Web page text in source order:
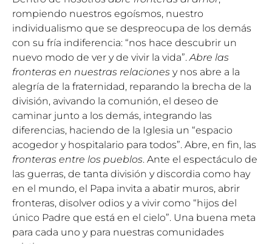
rompiendo nuestros egoísmos, nuestro
individualismo que se despreocupa de los demás
con su fría indiferencia: “nos hace descubrir un
nuevo modo de ver y de vivir la vida”. Abre las
fronteras en nuestras relaciones y nos abre a la
alegría de la fraternidad, reparando la brecha de la
división, avivando la comunión, el deseo de
caminar junto a los demás, integrando las
diferencias, haciendo de la Iglesia un “espacio
acogedor y hospitalario para todos”. Abre, en fin, las
fronteras entre los pueblos. Ante el espectáculo de
las guerras, de tanta división y discordia como hay
en el mundo, el Papa invita a abatir muros, abrir
fronteras, disolver odios y a vivir como “hijos del
único Padre que está en el cielo”. Una buena meta
para cada uno y para nuestras comunidades